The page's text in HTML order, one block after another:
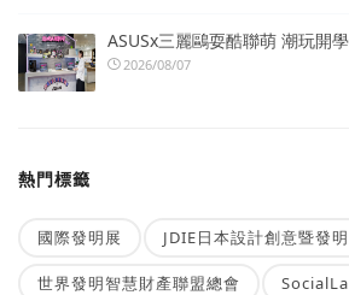
ASUSx三麗鷗耍酷聯萌 潮玩開
2026/08/07
熱門標籤
國際發明展 JDIE日本設計創意暨發
世界發明智慧財產聯盟總會